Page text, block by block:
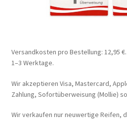
Versandkosten pro Bestellung: 12,95
1–3 Werktage.
Wir akzeptieren Visa, Mastercard,
Zahlung, Sofortüberweisung (Mollie)
Wir verkaufen nur neuwertige Reifen,